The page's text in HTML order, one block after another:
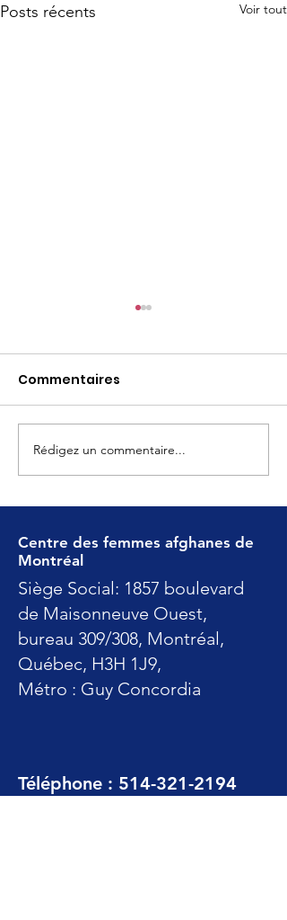
Posts récents Voir tout
CFAM 2026 AGA
Commentaires
Rédigez un commentaire...
Centre des femmes afghanes de
Montréal
Siège Social: 1857 boulevard
de Maisonneuve Ouest,
bureau 309/308, Montréal,
Québec, H3H 1J9,
Métro : Guy Concordia
Téléphone : 514-321-2194